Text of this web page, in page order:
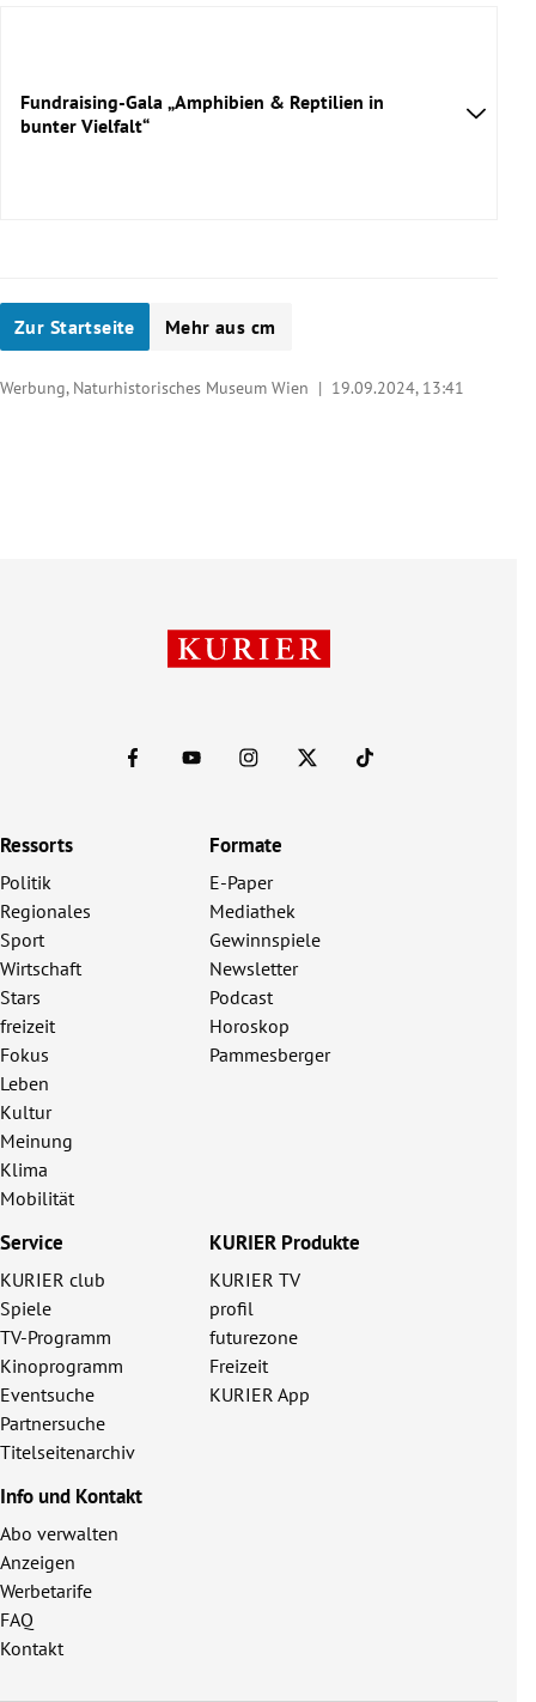
Fundraising-Gala „Amphibien & Reptilien in
bunter Vielfalt“
Zur Startseite Mehr aus cm
Werbung, Naturhistorisches Museum Wien | 19.09.2024, 13:41
Ressorts
Politik
Regionales
Sport
Wirtschaft
Stars
freizeit
Fokus
Leben
Kultur
Meinung
Klima
Mobilität
Formate
E-Paper
Mediathek
Gewinnspiele
Newsletter
Podcast
Horoskop
Pammesberger
Service
KURIER club
Spiele
TV-Programm
Kinoprogramm
Eventsuche
Partnersuche
Titelseitenarchiv
KURIER Produkte
KURIER TV
profil
futurezone
Freizeit
KURIER App
Info und Kontakt
Abo verwalten
Anzeigen
Werbetarife
FAQ
Kontakt